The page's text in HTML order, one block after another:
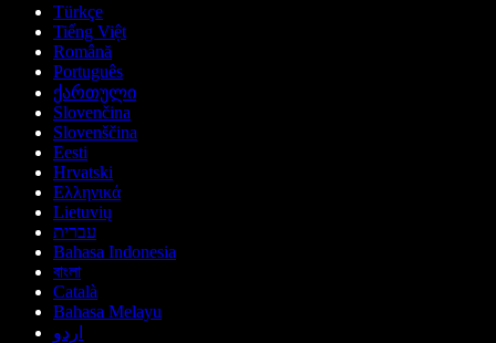
Türkçe
Tiếng Việt
Română
Português
ქართული
Slovenčina
Slovenščina
Eesti
Hrvatski
Ελληνικά
Lietuvių
עברית
Bahasa Indonesia
বাংলা
Català
Bahasa Melayu
اردو